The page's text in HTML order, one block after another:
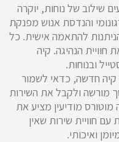
שילוב של נוחות, יוקרה
והנדסת אנוש מפנקת
להתאמה אישית. כל
חוויית הנהיגה. קיה
ובנוחות.
חדשה, כדאי לשמור
מורשה ולקבל את השירות
מודיעין מציע את
חוויית שירות שאין
ואיכותי.